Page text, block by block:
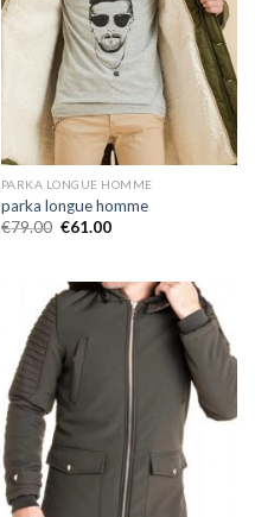
PARKA LONGUE HOMME
parka longue homme
€79.00 €61.00